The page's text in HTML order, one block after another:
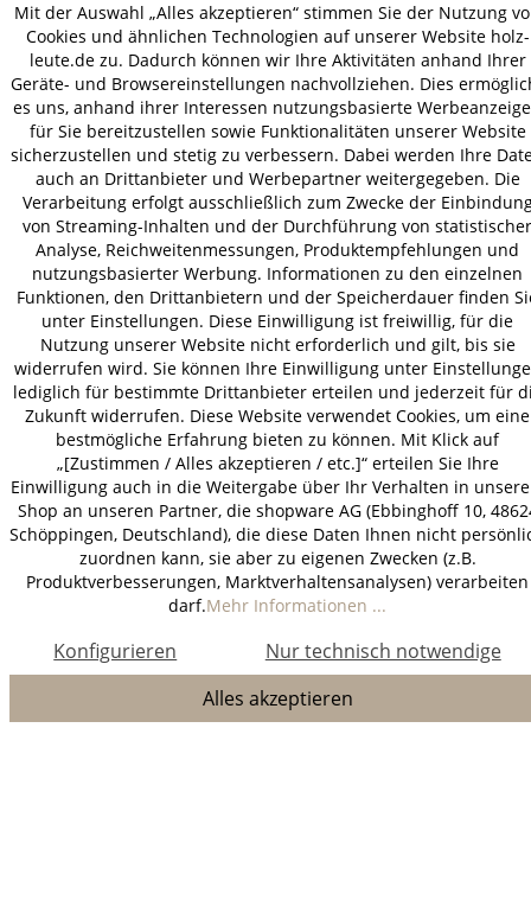
VERSAND
AGB Datenschutz
Impressum
© 2026 HOLZ-LEUTE
* Alle Preise inkl. gesetzl. Mehrwertsteuer zzgl.Versandkosten.
Mit der Auswahl „Alles akzeptieren“ stimmen Sie der Nutzung
Cookies und ähnlichen Technologien auf unserer Website holz-
leute.de zu. Dadurch können wir Ihre Aktivitäten anhand Ihrer
Geräte- und Browsereinstellungen nachvollziehen. Dies
es uns, anhand ihrer Interessen nutzungsbasierte
für Sie bereitzustellen sowie Funktionalitäten unserer Website
sicherzustellen und stetig zu verbessern. Dabei werden Ihre
auch an Drittanbieter und Werbepartner weitergegeben. Die
Verarbeitung erfolgt ausschließlich zum Zwecke der
von Streaming-Inhalten und der Durchführung von statistischer
Analyse, Reichweitenmessungen, Produktempfehlungen und
nutzungsbasierter Werbung. Informationen zu den einzelnen
Funktionen, den Drittanbietern und der Speicherdauer finden
unter Einstellungen. Diese Einwilligung ist freiwillig, für die
Nutzung unserer Website nicht erforderlich und gilt, bis sie
widerrufen wird. Sie können Ihre Einwilligung unter
lediglich für bestimmte Drittanbieter erteilen und jederzeit für
Zukunft widerrufen. Diese Website verwendet Cookies, um eine
bestmögliche Erfahrung bieten zu können. Mit Klick auf
„[Zustimmen / Alles akzeptieren / etc.]“ erteilen Sie Ihre
Einwilligung auch in die Weitergabe über Ihr Verhalten in
Shop an unseren Partner, die shopware AG (Ebbinghoff 10,
Schöppingen, Deutschland), die diese Daten Ihnen nicht
zuordnen kann, sie aber zu eigenen Zwecken (z.B.
Produktverbesserungen, Marktverhaltensanalysen) verarbeiten
darf.Mehr Informationen ...
Nur technisch notwendige
Konfigurieren
Alles akzeptieren